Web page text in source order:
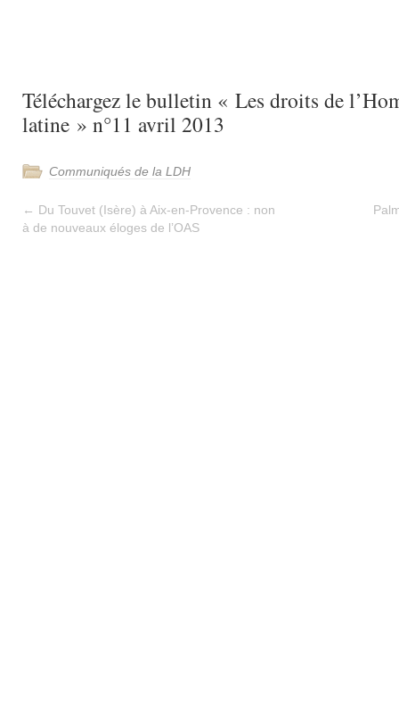
Téléchargez le bulletin « Les droits de
latine » n°11 avril 2013
Communiqués de la LDH
← Du Touvet (Isère) à Aix-en-Provence : non
à de nouveaux éloges de l’OAS